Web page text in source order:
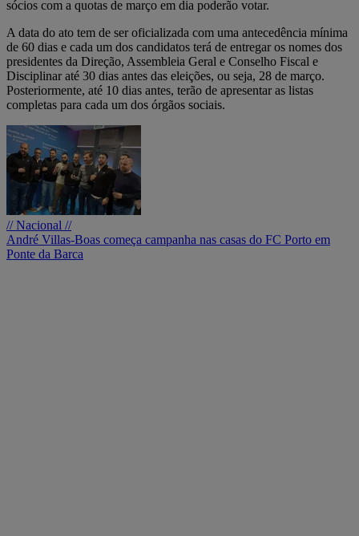
sócios com a quotas de março em dia poderão votar.
A data do ato tem de ser oficializada com uma antecedência mínima
de 60 dias e cada um dos candidatos terá de entregar os nomes dos
presidentes da Direção, Assembleia Geral e Conselho Fiscal e
Disciplinar até 30 dias antes das eleições, ou seja, 28 de março.
Posteriormente, até 10 dias antes, terão de apresentar as listas
completas para cada um dos órgãos sociais.
// Nacional //
André Villas-Boas começa campanha nas casas do FC Porto em
Ponte da Barca